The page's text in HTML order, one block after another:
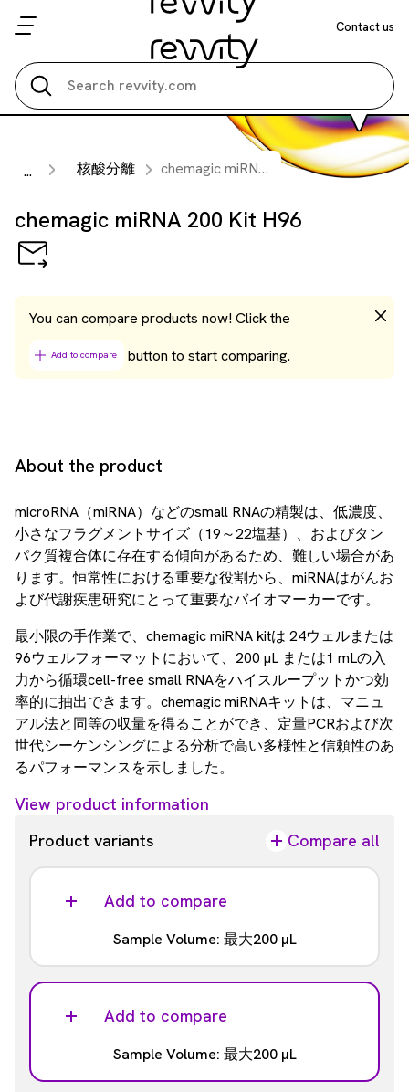
Contact us
... 核酸分離 chemagic miRNA 200 Kit H96
chemagic miRNA 200 Kit H96
You can compare products now! Click the
Add to compare button to start comparing.
About the product
microRNA（miRNA）などのsmall RNAの精製は、低濃度、
小さなフラグメントサイズ（19～22塩基）、およびタン
パク質複合体に存在する傾向があるため、難しい場合があ
ります。恒常性における重要な役割から、miRNAはがんお
よび代謝疾患研究にとって重要なバイオマーカーです。
最小限の手作業で、chemagic miRNA kitは 24ウェルまたは
96ウェルフォーマットにおいて、200 µL または1 mLの入
力から循環cell-free small RNAをハイスループットかつ効
率的に抽出できます。chemagic miRNAキットは、マニュ
アル法と同等の収量を得ることができ、定量PCRおよび次
世代シーケンシングによる分析で高い多様性と信頼性のあ
るパフォーマンスを示しました。
View product information
Product variants
Compare all
Add to compare
Sample Volume: 最大200 µL
フォーマット
手動式
User dependent
Add to compare
Sample Volume: 最大200 µL